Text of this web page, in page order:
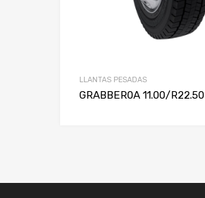
LLANTAS PESADAS
GRABBER0A 11.00/R22.50